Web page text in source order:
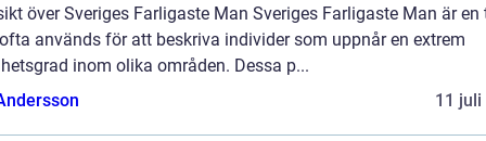
över Sveriges Farligaste Man Sveriges Farligaste Man är en
används för att beskriva individer som uppnår en extrem
inom olika områden. Dessa p...
11 juli